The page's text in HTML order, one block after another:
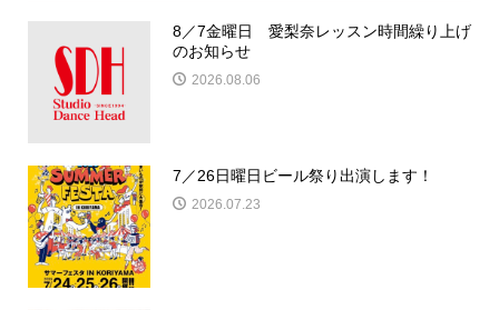
8／7金曜日 愛梨奈レッスン時間繰り上げ
のお知らせ
2026.08.06
7／26日曜日ビール祭り出演します！
2026.07.23